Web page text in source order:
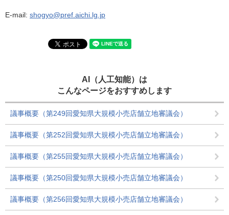
E-mail: shogyo@pref.aichi.lg.jp
AI（人工知能）は
こんなページをおすすめします
議事概要（第249回愛知県大規模小売店舗立地審議会）
議事概要（第252回愛知県大規模小売店舗立地審議会）
議事概要（第255回愛知県大規模小売店舗立地審議会）
議事概要（第250回愛知県大規模小売店舗立地審議会）
議事概要（第256回愛知県大規模小売店舗立地審議会）